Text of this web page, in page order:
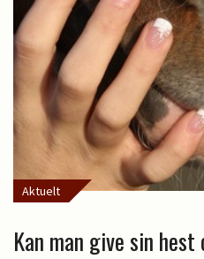
Aktuelt
Kan man give sin